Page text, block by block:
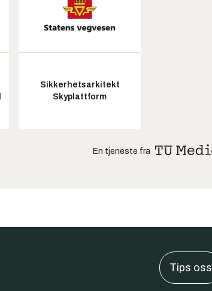
Sikkerhetsarkitekt
Skyplattform
En tjeneste fra
Tips oss